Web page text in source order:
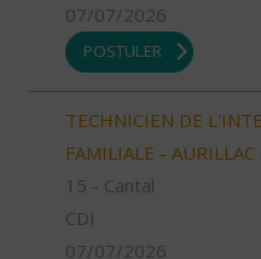
07/07/2026
POSTULER
TECHNICIEN DE
FAMILIALE -
15 - Cantal
CDI
07/07/2026